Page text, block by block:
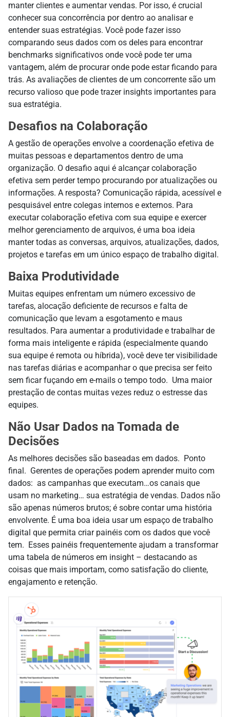
manter clientes e aumentar vendas. Por isso, é crucial
conhecer sua concorrência por dentro ao analisar e
entender suas estratégias. Você pode fazer isso
comparando seus dados com os deles para encontrar
benchmarks significativos onde você pode ter uma
vantagem, além de procurar onde pode estar ficando para
trás. As avaliações de clientes de um concorrente são um
recurso valioso que pode trazer insights importantes para
sua estratégia.
Desafios na Colaboração
A gestão de operações envolve a coordenação efetiva de
muitas pessoas e departamentos dentro de uma
organização. O desafio aqui é alcançar colaboração
efetiva sem perdertempo procurando por atualizações ou
informações. A resposta? Comunicação rápida, acessível e
pesquisável entre colegas internos e externos. Para
executar colaboração efetiva com sua equipe e exercer
melhor gerenciamento de arquivos, é uma boa ideia
manter todas as conversas, arquivos, atualizações, dados,
projetos e tarefas em um único espaço de trabalho digital.
Baixa Produtividade
Muitas equipes enfrentam um número excessivo de
tarefas, alocação deficiente de recursos e falta de
comunicação que levam a esgotamento e maus
resultados. Para aumentar a produtividade e trabalhar de
forma mais inteligente e rápida (especialmente quando
sua equipe é remota ou híbrida), você deve ter visibilidade
nas tarefas diárias e acompanhar o que precisa ser feito
sem ficar fuçando em e-mails o tempo todo. Uma maior
prestação de contas muitas vezes reduz o estresse das
equipes.
Não Usar Dados na Tomada de
Decisões
As melhores decisões são baseadas em dados. Ponto
final . Gerentes de operações podem aprender muito com
dados: as campanhas que executam…os canais que
usam no marketing… sua estratégia de vendas. Dados não
são apenas números brutos; é sobre contar uma história
envolvente. É uma boa ideia usar um espaço de trabalho
digital que permita criar painéis com os dados que você
tem. Esses painéis frequentemente ajudam a transformar
uma tabela de números em insight – destacando as
coisas que mais importam, como satisfação do cliente,
engajamento e retenção.